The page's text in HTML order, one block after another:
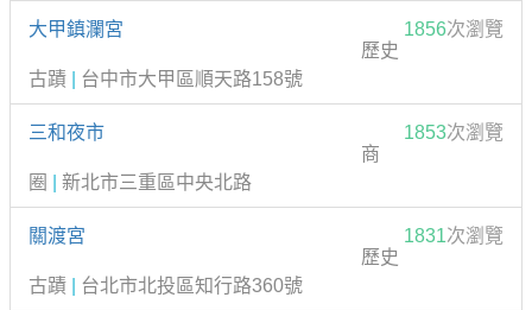
大甲鎮瀾宮 1856次瀏覽
歷史
古蹟
台中市大甲區順天路158號
三和夜市 1853次瀏覽
商
圈
新北市三重區中央北路
關渡宮 1831次瀏覽
歷史
古蹟
台北市北投區知行路360號